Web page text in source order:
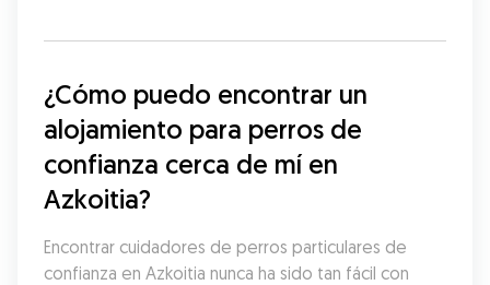
¿Cómo puedo encontrar un
alojamiento para perros de
confianza cerca de mí en
Azkoitia?
Encontrar cuidadores de perros particulares de
confianza en Azkoitia nunca ha sido tan fácil con